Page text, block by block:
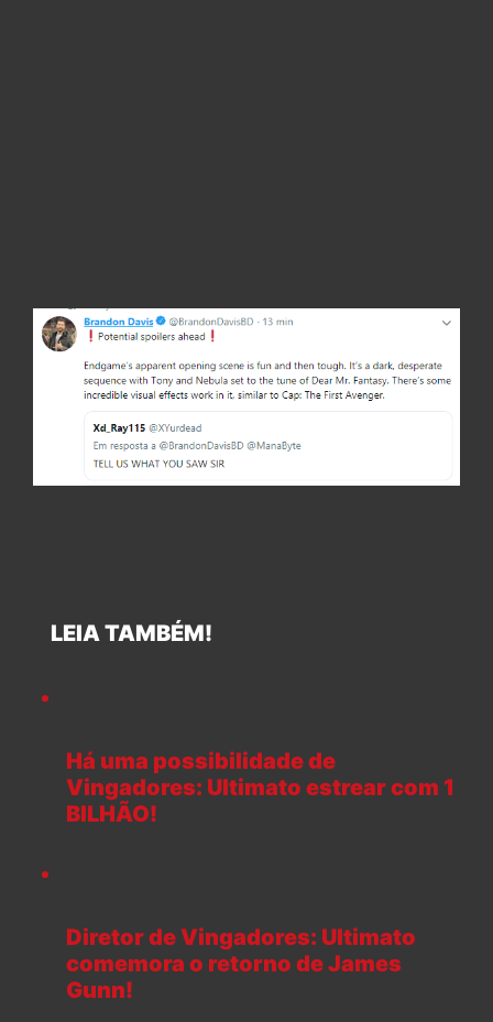
LEIA TAMBÉM!
Há uma possibilidade de
Vingadores: Ultimato estrear com 1
BILHÃO!
Diretor de Vingadores: Ultimato
comemora o retorno de James
Gunn!